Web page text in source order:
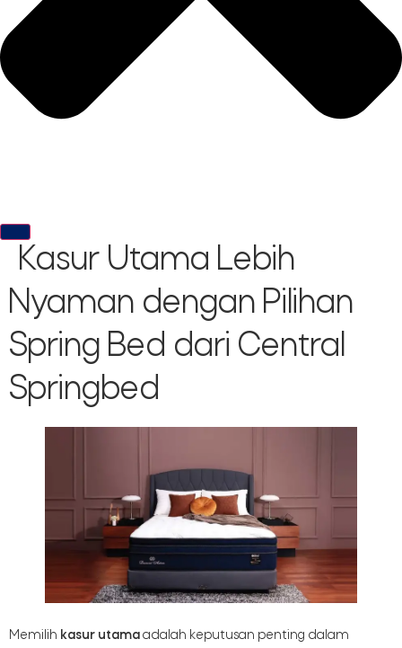
Kasur Utama Lebih
Nyaman dengan Pilihan
Spring Bed dari Central
Springbed
Memilih kasur utamaadalah keputusan penting dalam